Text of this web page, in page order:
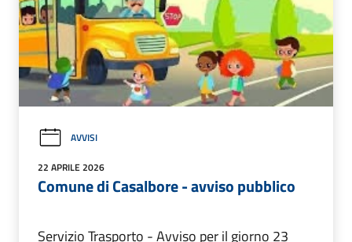
AVVISI
22 APRILE 2026
Comune di Casalbore - avviso pubblico
Servizio Trasporto - Avviso per il giorno 23